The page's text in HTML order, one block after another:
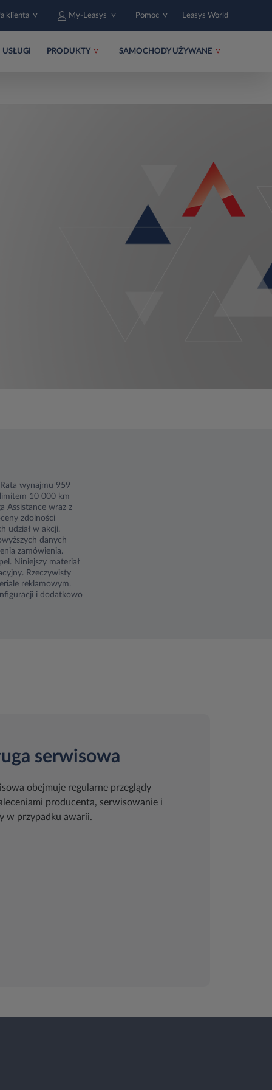
klienta My-Leasys Pomoc Leasys World
USŁUGI PRODUKTY SAMOCHODY UŻYWANE
wynajmu 959
10 000 km
Assistance wraz z
zdolności
udział w akcji.
danych
zamówienia.
Niniejszy materiał
Rzeczywisty
reklamowym.
i dodatkowo
serwisowa
obejmuje regularne przeglądy
producenta, serwisowanie i
w przypadku awarii.